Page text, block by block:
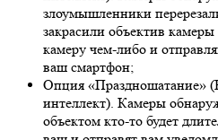
злоумышленники
закрасили объектив
камеру чем-либо и
ваш смартфон;
Опция «Праздношатание»
интеллект). Камеры
объектом кто-то будет